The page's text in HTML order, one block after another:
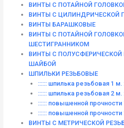
ВИНТЫ С ПОТАЙНОЙ
ВИНТЫ С ЦИЛИНДРИЧЕСКОЙ
ВИНТЫ БАРАШКОВЫЕ
ВИНТЫ С ПОТАЙНОЙ
ШЕСТИГРАННИКОМ
ВИНТЫ С ПОЛУСФЕРИЧЕСКОЙ
ШАЙБОЙ
ШПИЛЬКИ РЕЗЬБОВЫЕ
:::::: шпилька резьбовая 1 м.
:::::: шпилька резьбовая 2 м.
:::::: повышенной прочности
:::::: повышенной прочности
ВИНТЫ C МЕТРИЧЕСКОЙ